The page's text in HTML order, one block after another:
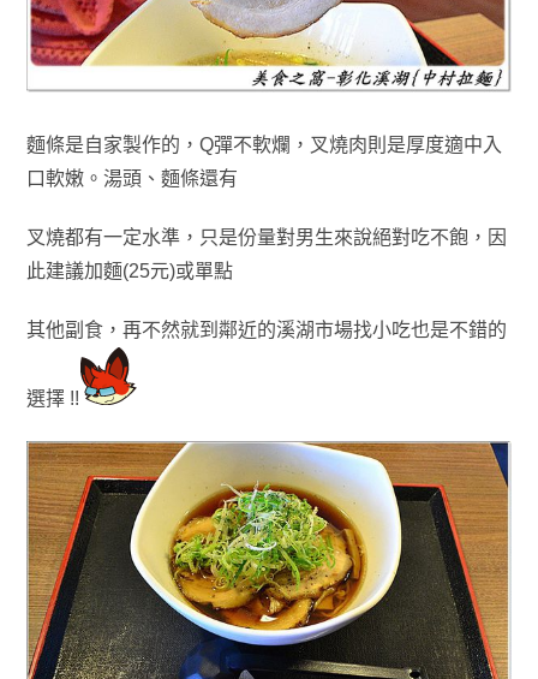
麵條是自家製作的 ， Q彈不軟爛 ， 叉燒肉則是厚度適中入
口軟嫩。湯頭 、 麵條還有
叉燒都有一定水準，只是份量對男生來說絕對吃不飽，因
此建議加麵(25元)或單點
其他副食，再不然就到鄰近的溪湖市場找小吃也是不錯的
選擇 !!